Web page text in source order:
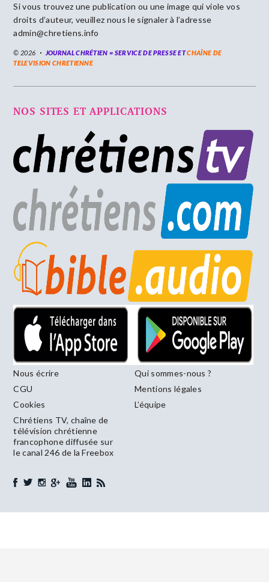
Si vous trouvez une publication ou une image qui viole vos
droits d’auteur, veuillez nous le signaler à l’adresse
admin@chretiens.info
© 2026 JOURNAL CHRÉTIEN = SERVICE DE PRESSE ETCHAÎNE DE
TELEVISION CHRETIENNE
NOS SITES ET APPLICATIONS
Nous écrire
Qui sommes-nous ?
CGU
Mentions légales
Cookies
L’équipe
Chrétiens TV, chaîne de
télévision chrétienne
francophone diffusée sur
le canal 246 de la Freebox